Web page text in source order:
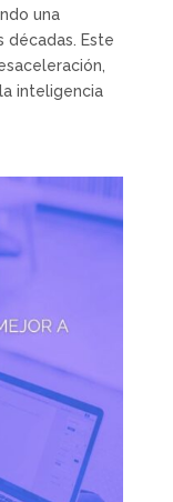
una
décadas. Este
inteligencia